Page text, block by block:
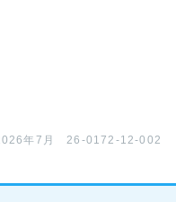
年7月 26-0172-12-002